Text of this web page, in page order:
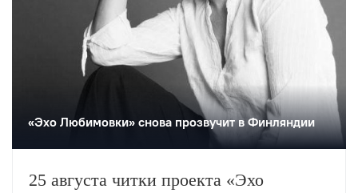
«Эхо Любимовки» снова прозвучит в Финляндии
25 августа читки проекта «Эхо